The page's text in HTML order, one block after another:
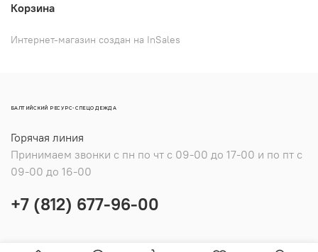
Корзина
Интернет-магазин создан на InSales
БАЛТИЙСКИЙ РЕСУРС-СПЕЦОДЕЖДА
Горячая линия
Принимаем звонки с пн по чт с 09-00 до 17-00 и по пт с
09-00 до 16-00
+7 (812) 677-96-00